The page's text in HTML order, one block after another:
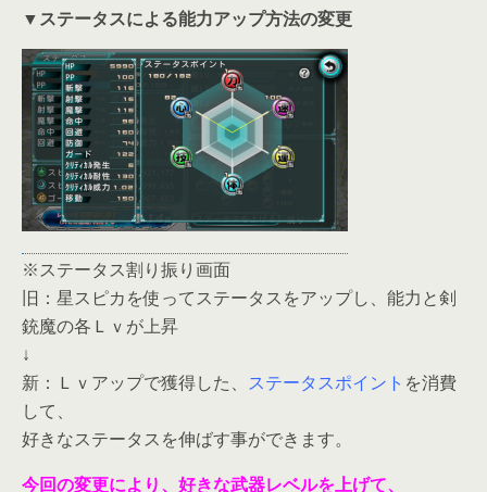
▼ステータスによる能力アップ方法の変更
※ステータス割り振り画面
旧：星スピカを使ってステータスをアップし、能力と剣
銃魔の各Ｌｖが上昇
↓
新：Ｌｖアップで獲得した、 ステータスポイント を消費
して、
好きなステータスを伸ばす事ができます。
今回の変更により、好きな武器レベルを上げて、